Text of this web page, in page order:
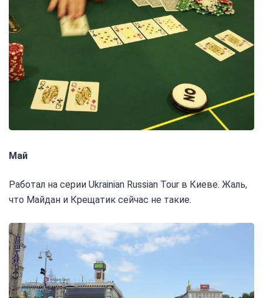
Май
Работал на серии Ukrainian Russian Tour в Киеве. Жаль,
что Майдан и Крещатик сейчас не такие.